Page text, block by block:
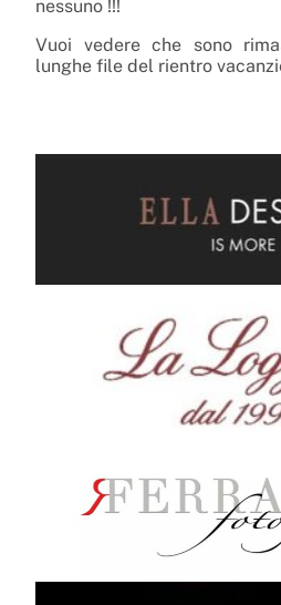
nessuno !!!
Vuoi vedere che sono
lunghe file del rientro